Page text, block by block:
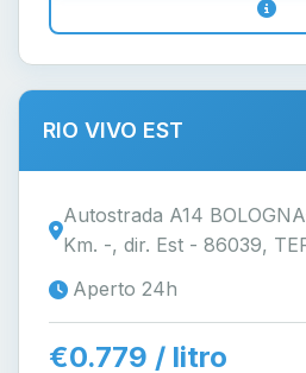
RIO VIVO EST
Autostrada A14
Km. -, dir. Est - 86039,
Aperto 24h
€0.779 / litro